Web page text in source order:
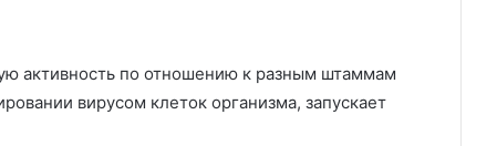
активность по отношению к разным штаммам
вирусом клеток организма, запускает